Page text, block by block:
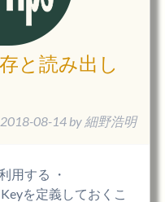
と読み出し
2018-08-14 by 細野浩明
用する ・
を定義しておくこ